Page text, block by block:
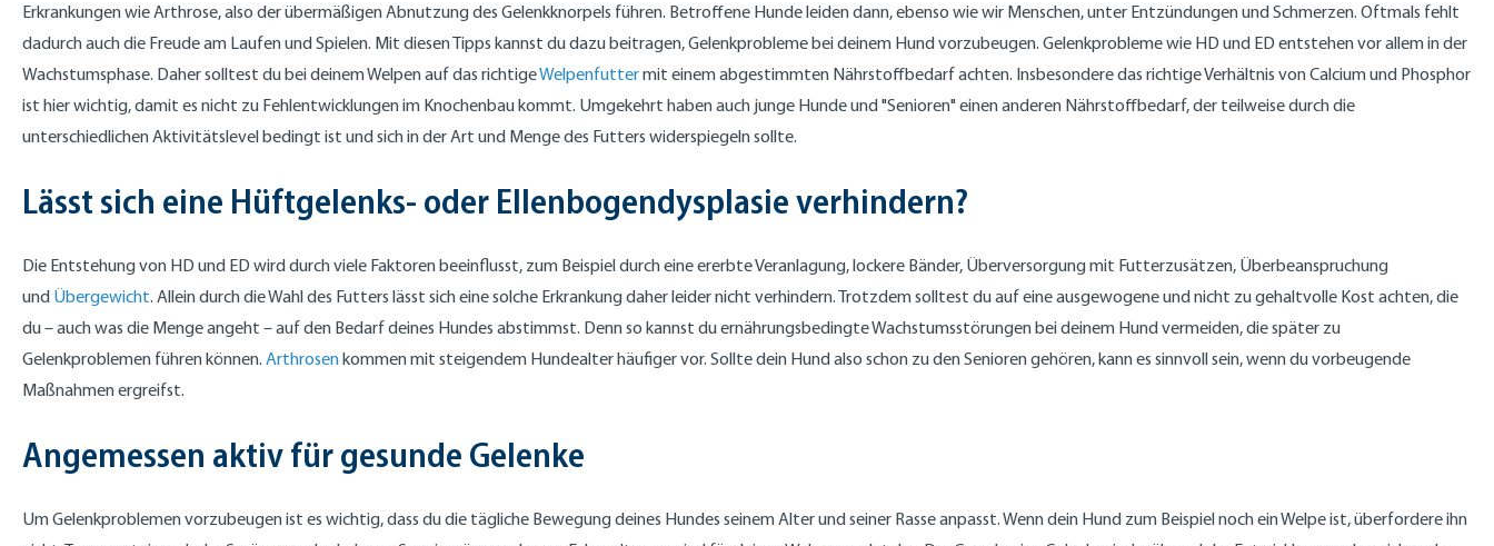
Erkrankungen wie Arthrose, also der übermäßigen Abnutzung des Gelenkknorpels führen. Betroffene Hunde leiden dann, ebenso wie wir Menschen, unter Entzündungen und Schmerzen. Oftmals fehlt
dadurch auch die Freude am Laufen und Spielen. Mit diesen Tipps kannst du dazu beitragen, Gelenkprobleme bei deinem Hund vorzubeugen. Gelenkprobleme wie HD und ED entstehen vor allem in der
Wachstumsphase. Daher solltest du bei deinem Welpen auf das richtigeWelpenfuttermit einem abgestimmten Nährstoffbedarf achten. Insbesondere das richtige Verhältnis von Calcium und Phosphor
ist hier wichtig, damit es nicht zu Fehlentwicklungen im Knochenbau kommt. Umgekehrt haben auch junge Hunde und "Senioren" einen anderen Nährstoffbedarf, der teilweise durch die
unterschiedlichen Aktivitätslevel bedingt ist und sich in der Art und Menge des Futters widerspiegeln sollte.
Lässt sich eine Hüftgelenks- oder Ellenbogendysplasie verhindern?
Die Entstehung von HD und ED wird durch viele Faktoren beeinflusst, zum Beispiel durch eine ererbte Veranlagung, lockere Bänder, Überversorgung mit Futterzusätzen, Überbeanspruchung
und Übergewicht. Allein durch die Wahl des Futters lässt sich eine solche Erkrankung daher leider nicht verhindern. Trotzdem solltest du auf eine ausgewogene und nicht zu gehaltvolle Kost achten, die
du – auch was die Menge angeht – auf den Bedarf deines Hundes abstimmst. Denn so kannst du ernährungsbedingte Wachstumsstörungen bei deinem Hund vermeiden, die später zu
Gelenkproblemen führen können. Arthrosenkommen mit steigendem Hundealter häufiger vor. Sollte dein Hund also schon zu den Senioren gehören, kann es sinnvoll sein, wenn du vorbeugende
Maßnahmen ergreifst.
Angemessen aktiv für gesunde Gelenke
Um Gelenkproblemen vorzubeugen ist es wichtig, dass du die tägliche Bewegung deines Hundes seinem Alter und seiner Rasse anpasst. Wenn dein Hund zum Beispiel noch ein Welpe ist, überfordere ihn